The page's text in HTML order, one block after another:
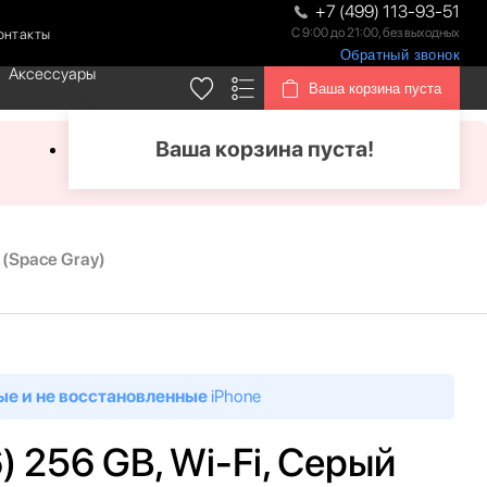
+7 (499) 113-93-51
С 9:00 до 21:00, без выходных
Обратный звонок
Аксессуары
Ваша корзина пуста
Ваша корзина пуста!
Gray)
и не восстановленныеiPhone
256 GB, Wi-Fi, Серый